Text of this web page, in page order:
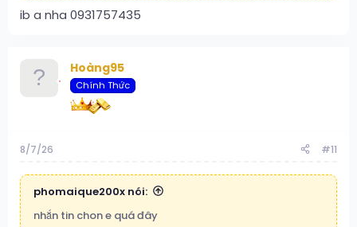
ib a nha 0931757435
Hoàng95
Chính Thức
8/7/26 #11
phomaique200x nói:
nhắn tin chon e quá đây